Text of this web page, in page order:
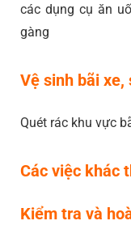
các dụng cụ ăn
gàng
Vệ sinh bãi
Quét rác khu vực
Các việc khác
Kiểm tra và